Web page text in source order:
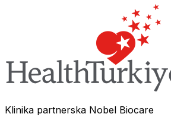
Klinika partnerska Nobel Biocare